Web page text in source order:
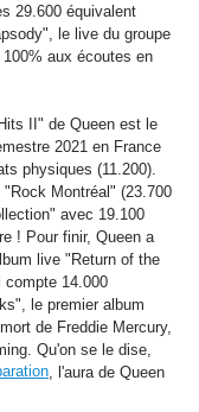
29.600 équivalent
le live du groupe
aux écoutes en
II" de Queen est le
2021 en France
physiques (11.200).
Montréal" (23.700
avec 19.100
! Pour finir, Queen a
live "Return of the
compte 14.000
le premier album
de Freddie Mercury,
Qu'on se le dise,
, l'aura de Queen